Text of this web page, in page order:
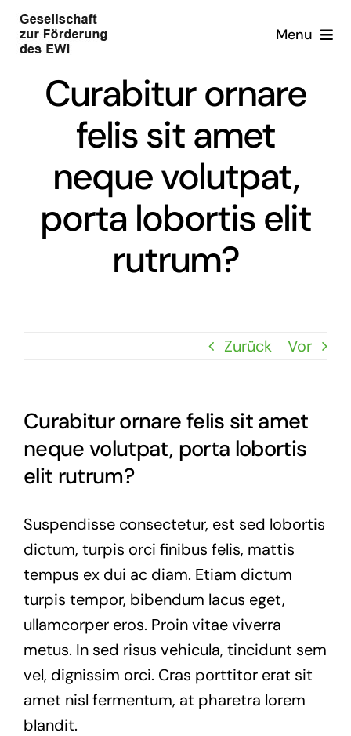
Zum
Inhalt
Menu
Über uns
Über uns
Vorstand
Advisory Board
Förderinitiativen
Integriertes Strommarktdesign
Wärmewende
Publikationsförderung
Integriertes Strommarktdesign
Weitere Studien und Analysen
Veranstaltungen
Mitglieder
Curabitur ornare
felis sit amet
neque volutpat,
porta lobortis elit
rutrum?
Zurück Vor
Curabitur ornare felis sit amet
neque volutpat, porta lobortis
elit rutrum?
Suspendisse consectetur, est sed lobortis
dictum, turpis orci finibus felis, mattis
tempus ex dui ac diam. Etiam dictum
turpis tempor, bibendum lacus eget,
ullamcorper eros. Proin vitae viverra
metus. In sed risus vehicula, tincidunt sem
vel, dignissim orci. Cras porttitor erat sit
amet nisl fermentum, at pharetra lorem
blandit.